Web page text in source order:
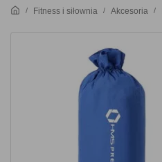
Fitness i siłownia Akcesoria